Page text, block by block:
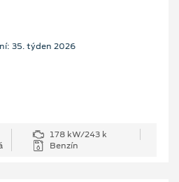
35. týden 2026
178 kW/243 k
Benzín